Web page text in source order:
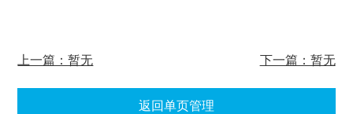
上一篇：暂无 下一篇：暂无
返回单页管理